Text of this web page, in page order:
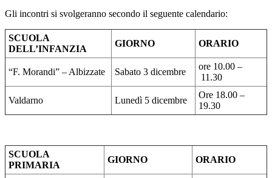
Gli incontri si svolgeranno secondo il seguente calendario:
SCUOLA
DELL’INFANZIA
GIORNO ORARIO
“F. Morandi” – Albizzate Sabato 3 dicembre
ore 10.00 –
11.30
Valdarno Lunedì 5 dicembre
Ore 18.00 –
19.30
SCUOLA
PRIMARIA
GIORNO ORARIO